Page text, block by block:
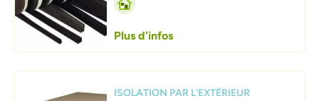
Plus d'infos
ISOLATION PAR L'EXTÉRIEUR